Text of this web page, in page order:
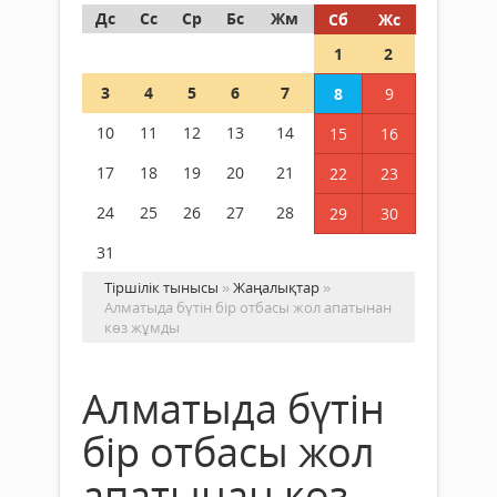
Дс Сс Ср Бс Жм Сб
Жс
1
2
3
4 5 6 7 8
9
10
11 12 13 14 15
16
17
18 19 20 21 22
23
24
25 26 27 28 29
30
31
Тіршілік тынысы »Жаңалықтар »
Алматыда бүтін бір отбасы жол апатынан
көз жұмды
Алматыда бүтін
бір отбасы жол